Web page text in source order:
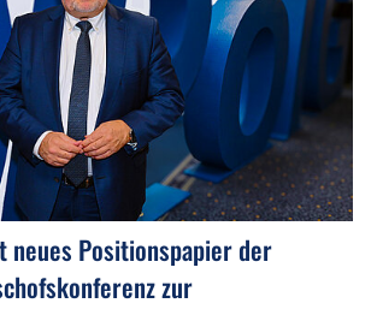
neues Positionspapier der
zur